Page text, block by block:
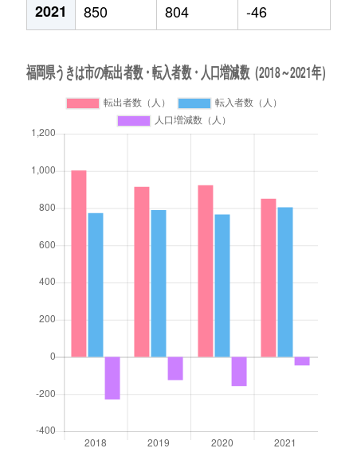
2021
850 804 -46